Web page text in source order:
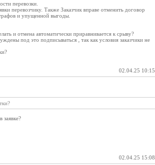
перевозки.
перевозчику. Также Заказчик вправе отменить договор
и упущенной выгоды.
и отмена автоматически приравнивается к срыву?
под это подписываться , так как условия заказчики не
02.04.25 10:15
02.04.25 15:08